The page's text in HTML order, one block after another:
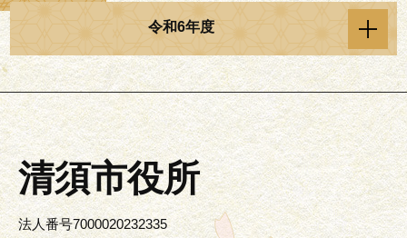
令和6年度
清須市役所
法人番号7000020232335